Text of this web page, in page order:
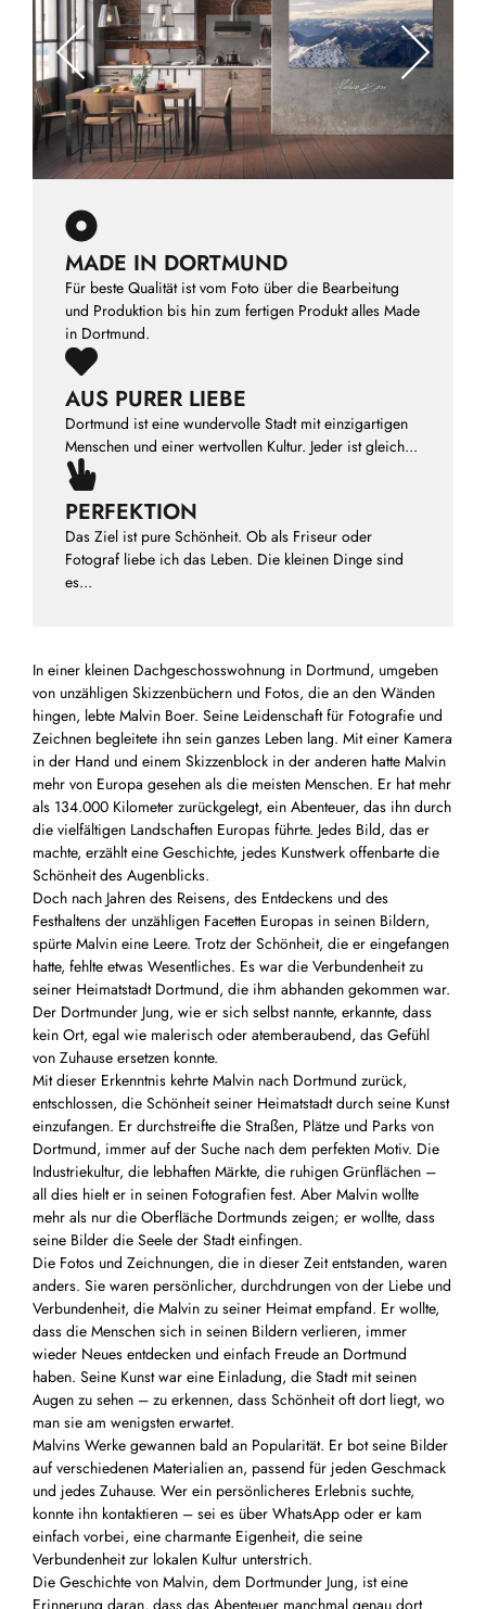
MADE IN DORTMUND
Für beste Qualität ist vom Foto über die Bearbeitung
und Produktion bis hin zum fertigen Produkt alles Made
in Dortmund.
AUS PURER LIEBE
Dortmund ist eine wundervolle Stadt mit einzigartigen
Menschen und einer wertvollen Kultur. Jeder ist gleich...
PERFEKTION
Das Ziel ist pure Schönheit. Ob als Friseur oder
Fotograf liebe ich das Leben. Die kleinen Dinge sind
es...
In einer kleinen Dachgeschosswohnung in Dortmund, umgeben
von unzähligen Skizzenbüchern und Fotos, die an den Wänden
hingen, lebte Malvin Boer. Seine Leidenschaft für Fotografie und
Zeichnen begleitete ihn sein ganzes Leben lang. Mit einer Kamera
in der Hand und einem Skizzenblock in der anderen hatte Malvin
mehr von Europa gesehen als die meisten Menschen. Er hat mehr
als 134.000 Kilometer zurückgelegt, ein Abenteuer, das ihn durch
die vielfältigen Landschaften Europas führte. Jedes Bild, das er
machte, erzählt eine Geschichte, jedes Kunstwerk offenbarte die
Schönheit des Augenblicks.
Doch nach Jahren des Reisens, des Entdeckens und des
Festhaltens der unzähligen Facetten Europas in seinen Bildern,
spürte Malvin eine Leere. Trotz der Schönheit, die er eingefangen
hatte, fehlte etwas Wesentliches. Es war die Verbundenheit zu
seiner Heimatstadt Dortmund, die ihm abhanden gekommen war.
Der Dortmunder Jung, wie er sich selbst nannte, erkannte, dass
kein Ort, egal wie malerisch oder atemberaubend, das Gefühl
von Zuhause ersetzen konnte.
Mit dieser Erkenntnis kehrte Malvin nach Dortmund zurück,
entschlossen, die Schönheit seiner Heimatstadt durch seine Kunst
einzufangen. Er durchstreifte die Straßen, Plätze und Parks von
Dortmund, immer auf der Suche nach dem perfekten Motiv. Die
Industriekultur, die lebhaften Märkte, die ruhigen Grünflächen –
all dies hielt er in seinen Fotografien fest. Aber Malvin wollte
mehr als nur die Oberfläche Dortmunds zeigen; er wollte, dass
seine Bilder die Seele der Stadt einfingen.
Die Fotos und Zeichnungen, die in dieser Zeit entstanden, waren
anders. Sie waren persönlicher, durchdrungen von der Liebe und
Verbundenheit, die Malvin zu seiner Heimat empfand. Er wollte,
dass die Menschen sich in seinen Bildern verlieren, immer
wieder Neues entdecken und einfach Freude an Dortmund
haben. Seine Kunst war eine Einladung, die Stadt mit seinen
Augen zu sehen – zu erkennen, dass Schönheit oft dort liegt, wo
man sie am wenigsten erwartet.
Malvins Werke gewannen bald an Popularität. Er bot seine Bilder
auf verschiedenen Materialien an, passend für jeden Geschmack
und jedes Zuhause. Wer ein persönlicheres Erlebnis suchte,
konnte ihn kontaktieren – sei es über WhatsApp oder er kam
einfach vorbei, eine charmante Eigenheit, die seine
Verbundenheit zur lokalen Kultur unterstrich.
Die Geschichte von Malvin, dem Dortmunder Jung, ist eine